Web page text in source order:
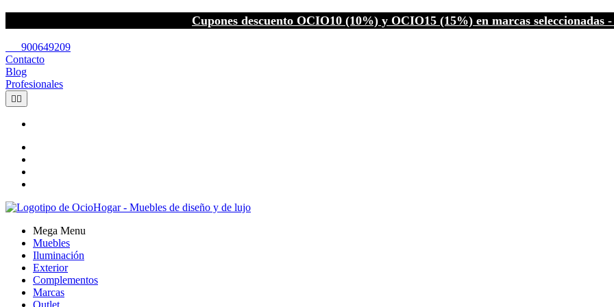
Cupones descuento OCIO10 (10%) y OCIO15 (15%) en marcas seleccionadas
900649209
Contacto
Blog
Profesionales
 
Mega Menu
Muebles
Iluminación
Exterior
Complementos
Marcas
Outlet